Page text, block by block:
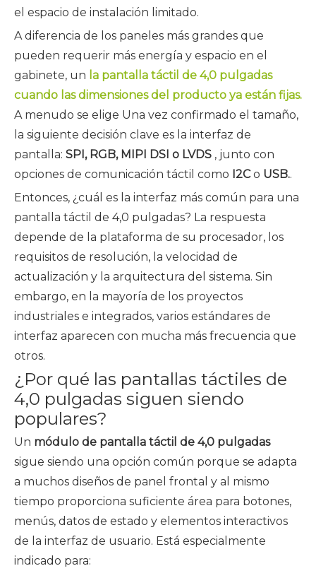
el espacio de instalación limitado.
A diferencia de los paneles más grandes que
pueden requerir más energía y espacio en el
gabinete, un la pantalla táctil de 4,0 pulgadas
cuando las dimensiones del producto ya están fijas.
A menudo se elige Una vez confirmado el tamaño,
la siguiente decisión clave es la interfaz de
pantalla: SPI, RGB, MIPI DSI o LVDS , junto con
opciones de comunicación táctil como I2Co USB..
Entonces, ¿cuál es la interfaz más común para una
pantalla táctil de 4,0 pulgadas? La respuesta
depende de la plataforma de su procesador, los
requisitos de resolución, la velocidad de
actualización y la arquitectura del sistema. Sin
embargo, en la mayoría de los proyectos
industriales e integrados, varios estándares de
interfaz aparecen con mucha más frecuencia que
otros.
¿Por qué las pantallas táctiles de
4,0 pulgadas siguen siendo
populares?
Un módulo de pantalla táctil de 4,0 pulgadas
sigue siendo una opción común porque se adapta
a muchos diseños de panel frontal y al mismo
tiempo proporciona suficiente área para botones,
menús, datos de estado y elementos interactivos
de la interfaz de usuario. Está especialmente
indicado para: